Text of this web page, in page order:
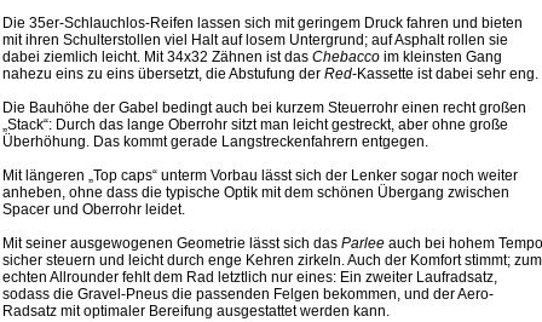
Die 35er-Schlauchlos-Reifen lassen sich mit geringem Druck fahren und bieten
mit ihren Schulterstollen viel Halt auf losem Untergrund; auf Asphalt rollen sie
dabei ziemlich leicht. Mit 34x32 Zähnen ist das Chebacco im kleinsten Gang
nahezu eins zu eins übersetzt, die Abstufung der Red-Kassette ist dabei sehr eng.
Die Bauhöhe der Gabel bedingt auch bei kurzem Steuerrohr einen recht großen
„Stack“: Durch das lange Oberrohr sitzt man leicht gestreckt, aber ohne große
Überhöhung. Das kommt gerade Langstreckenfahrern entgegen.
Mit längeren „Top caps“ unterm Vorbau lässt sich der Lenker sogar noch weiter
anheben, ohne dass die typische Optik mit dem schönen Übergang zwischen
Spacer und Oberrohr leidet.
Mit seiner ausgewogenen Geometrie lässt sich das Parlee auch bei hohem Tempo
sicher steuern und leicht durch enge Kehren zirkeln. Auch der Komfort stimmt; zum
echten Allrounder fehlt dem Rad letztlich nur eines: Ein zweiter Laufradsatz,
sodass die Gravel-Pneus die passenden Felgen bekommen, und der Aero-
Radsatz mit optimaler Bereifung ausgestattet werden kann.